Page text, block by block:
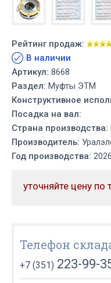
Рейтинг продаж:
В наличии
Артикул: 8668
Раздел: Муфты ЭТМ
Конструктивное
Посадка на вал:
Страна производства:
Производитель:
Год производства:
уточняйте цену по
Телефон
+7 (351) 223-99-